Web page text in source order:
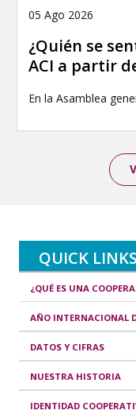
05 Ago 2026
¿Quién se
ACI a partir
En la Asamblea
QUICK LINKS
¿QUÉ ES UNA
AÑO INTERNACIONAL
DATOS Y CIFRAS
NUESTRA HISTORIA
IDENTIDAD